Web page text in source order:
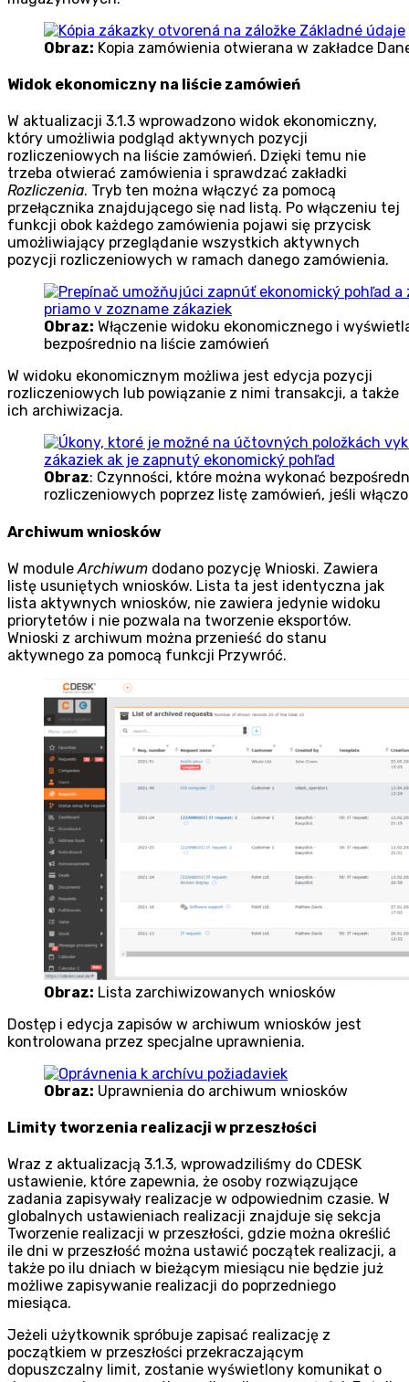
Obraz: Kopia zamówienia otwierana w zakładce
Widok ekonomiczny na liście zamówień
W aktualizacji 3.1.3 wprowadzono widok ekonomiczny,
który umożliwia podgląd aktywnych pozycji
rozliczeniowych na liście zamówień. Dzięki temu nie
trzeba otwierać zamówienia i sprawdzać zakładki
Rozliczenia. Tryb ten można włączyć za pomocą
przełącznika znajdującego się nad listą. Po włączeniu tej
funkcji obok każdego zamówienia pojawi się przycisk
umożliwiający przeglądanie wszystkich aktywnych
pozycji rozliczeniowych w ramach danego zamówienia.
Obraz: Włączenie widoku ekonomicznego i
bezpośrednio na liście zamówień
W widoku ekonomicznym możliwa jest edycja pozycji
rozliczeniowych lub powiązanie z nimi transakcji, a także
ich archiwizacja.
Obraz: Czynności, które można wykonać
rozliczeniowych poprzez listę zamówień, jeśli
Archiwum wniosków
W moduleArchiwum dodano pozycję Wnioski. Zawiera
listę usuniętych wniosków. Lista ta jest identyczna jak
lista aktywnych wniosków, nie zawiera jedynie widoku
priorytetów i nie pozwala na tworzenie eksportów.
Wnioski z archiwum można przenieść do stanu
aktywnego za pomocą funkcji Przywróć.
Obraz: Lista zarchiwizowanych wniosków
Dostęp i edycja zapisów w archiwum wniosków jest
kontrolowana przez specjalne uprawnienia.
Obraz: Uprawnienia do archiwum wniosków
Limity tworzenia realizacji w przeszłości
Wraz z aktualizacją 3.1.3, wprowadziliśmy do CDESK
ustawienie, które zapewnia, że osoby rozwiązujące
zadania zapisywały realizacje w odpowiednim czasie. W
globalnych ustawieniach realizacji znajduje się sekcja
Tworzenie realizacji w przeszłości, gdzie można określić
ile dni w przeszłość można ustawić początek realizacji, a
także po ilu dniach w bieżącym miesiącu nie będzie już
możliwe zapisywanie realizacji do poprzedniego
miesiąca.
Jeżeli użytkownik spróbuje zapisać realizację z
początkiem w przeszłości przekraczającym
dopuszczalny limit, zostanie wyświetlony komunikat o